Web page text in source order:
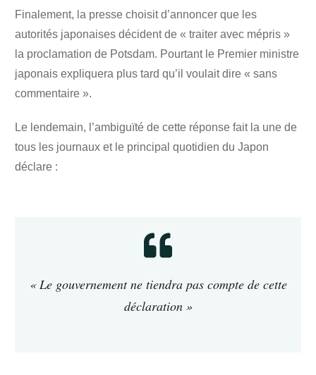
Finalement, la presse choisit d’annoncer que les
autorités japonaises décident de « traiter avec mépris »
la proclamation de Potsdam. Pourtant le Premier ministre
japonais expliquera plus tard qu’il voulait dire « sans
commentaire ».
Le lendemain, l’ambiguïté de cette réponse fait la une de
tous les journaux et le principal quotidien du Japon
déclare :
« Le gouvernement ne tiendra pas compte de cette
déclaration »